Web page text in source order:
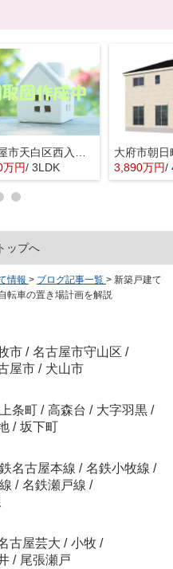
円/ 3LDK 3,890万円/
ップへ
情報 > ブログ記事一覧 > 新築戸建て
転車の置き場計画を解説
市 / 名古屋市守山区 /
屋市 / 犬山市
上条町 / 高森台 / 大字羽黒 /
/ 坂下町
名古屋本線 / 名鉄小牧線 /
/ 名鉄瀬戸線 /
古屋芸大 / 小牧 /
/ 尾張瀬戸